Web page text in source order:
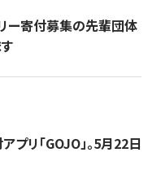
ー寄付募集の先輩団体
リ「GOJO」。5月22日